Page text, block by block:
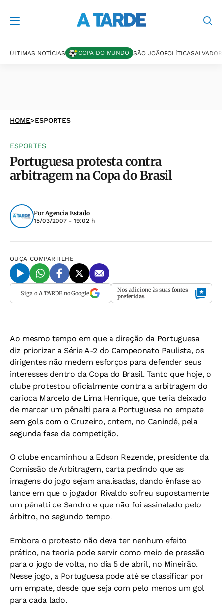
ÚLTIMAS NOTÍCIAS COPA DO MUNDO SÃO JOÃOPOLÍTICASALVADOR
HOME>ESPORTES
ESPORTES
Portuguesa protesta contra
arbitragem na Copa do Brasil
PorAgencia Estado
15/03/2007 - 19:02 h
OUÇA COMPARTILHE
Siga o A TARDEno Google Nos adicione às suas fontes
preferidas
Ao mesmo tempo em que a direção da Portuguesa
diz priorizar a Série A-2 do Campeonato Paulista, os
dirigentes não medem esforços para defender seus
interesses dentro da Copa do Brasil. Tanto que hoje, o
clube protestou oficialmente contra a arbitragem do
carioca Marcelo de Lima Henrique, que teria deixado
de marcar um pênalti para a Portuguesa no empate
sem gols com o Cruzeiro, ontem, no Canindé, pela
segunda fase da competição.
O clube encaminhou a Edson Rezende, presidente da
Comissão de Arbitragem, carta pedindo que as
imagens do jogo sejam analisadas, dando ênfase ao
lance em que o jogador Rivaldo sofreu supostamente
um pênalti de Sandro e que não foi assinalado pelo
árbitro, no segundo tempo.
Embora o protesto não deva ter nenhum efeito
prático, na teoria pode servir como meio de pressão
para o jogo de volta, no dia 5 de abril, no Mineirão.
Nesse jogo, a Portuguesa pode até se classificar por
um empate, desde que seja com pelo menos um gol
para cada lado.